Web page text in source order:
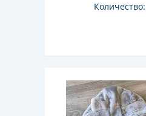
Количество: